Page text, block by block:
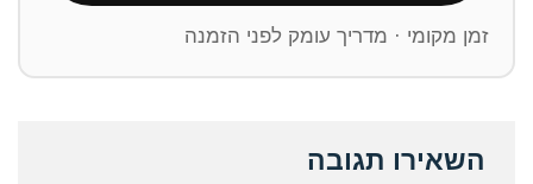
זמן מקומי · מדריך עומק לפני הזמנה
השאירו תגובה